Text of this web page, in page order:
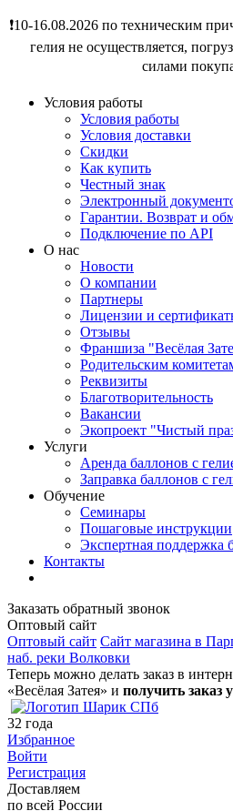
❗️10-16.08.2026 по техническим
гелия не осуществляется,
силами
Условия работы
Условия работы
Условия доставки
Скидки
Как купить
Честный знак
Электронный
Гарантии. Возврат и
Подключение по API
О нас
Новости
О компании
Партнеры
Лицензии и
Отзывы
Франшиза "Весёлая
Родительским
Реквизиты
Благотворительность
Вакансии
Экопроект "Чистый
Услуги
Аренда баллонов с
Заправка баллонов с
Обучение
Семинары
Пошаговые инструкции
Экспертная поддержка
Контакты
Заказать обратный звонок
Оптовый сайт
Оптовый сайт Сайт магазина в
наб. реки Волковки
Теперь можно делать заказ в
«Весёлая Затея» и получить заказ
32 года
Избранное
Войти
Регистрация
Доставляем
по всей России